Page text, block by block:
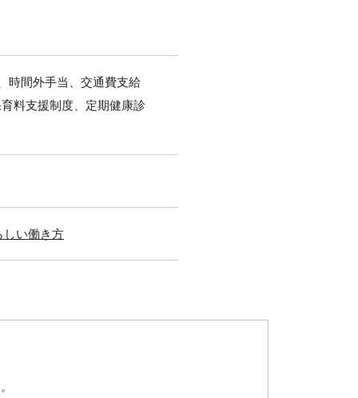
時間外手当、交通費支給
料支援制度、定期健康診
しい働き方